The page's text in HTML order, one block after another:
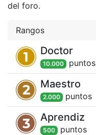
del foro.
Rangos
Doctor
10.000 puntos
Maestro
2.000 puntos
Aprendiz
500 puntos